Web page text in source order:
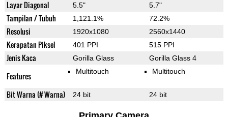
Layar Diagonal 5.5" 5.7"
Tampilan / Tubuh 1,121.1% 72.2%
Resolusi 1920x1080 2560x1440
Kerapatan Piksel 401 PPI 515 PPI
Jenis Kaca Gorilla Glass Gorilla Glass 4
Features Multitouch Multitouch
Bit Warna (# Warna) 24 bit 24 bit